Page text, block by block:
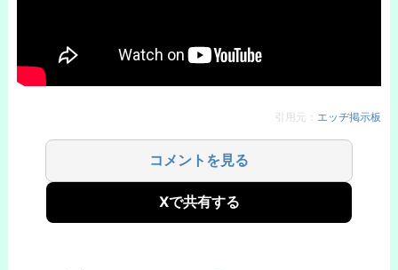
引用元： エッヂ掲示板
コメントを見る
Xで共有する